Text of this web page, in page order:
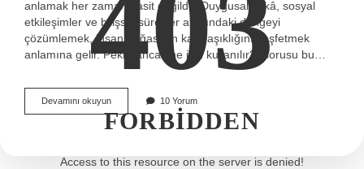
anlamak her zaman basit değildir. Duygusal zekâ, sosyal
etkileşimler ve bilişsel süreçler arasındaki dengeyi
çözümlemek, insan doğasının karmaşıklığını keşfetmek
anlamına gelir. Peki, “ancak ne için kullanılır?” sorusu bu…
Devamını okuyunAncak
ne
icin
10 Yorum
403
FORBIDDEN
Access to this resource on the server is denied!